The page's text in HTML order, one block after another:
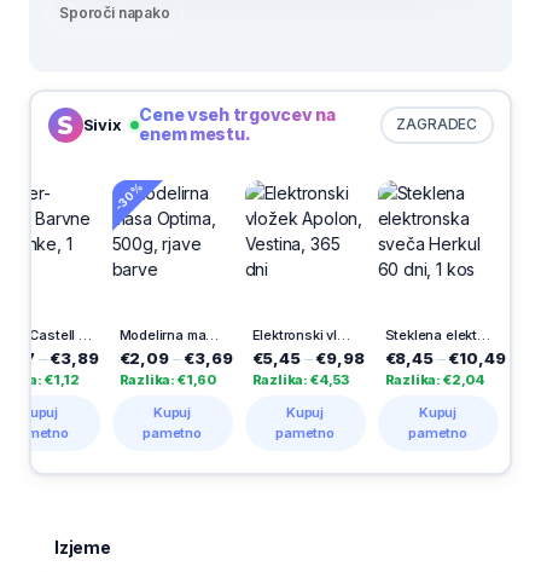
Sporoči napako
Sivix ZAGRADEC
Cene vseh trgovcev na
enem mestu.
-30%
Modelirna masa Optima, 500g, rjave barve
€2,09 – €3,69
Razlika: €1,60
pametno
Elektronski vložek Apolon, Vestina, 365 dni
€5,45–€9,98
Razlika: €4,53
pametno
Steklena elektronska sveča Herkul 60 dni, 1 kos
€8,45– €10,49
Razlika: €2,04
pametno
€16,59–
Razlika: €3,40
pametno
Izjeme